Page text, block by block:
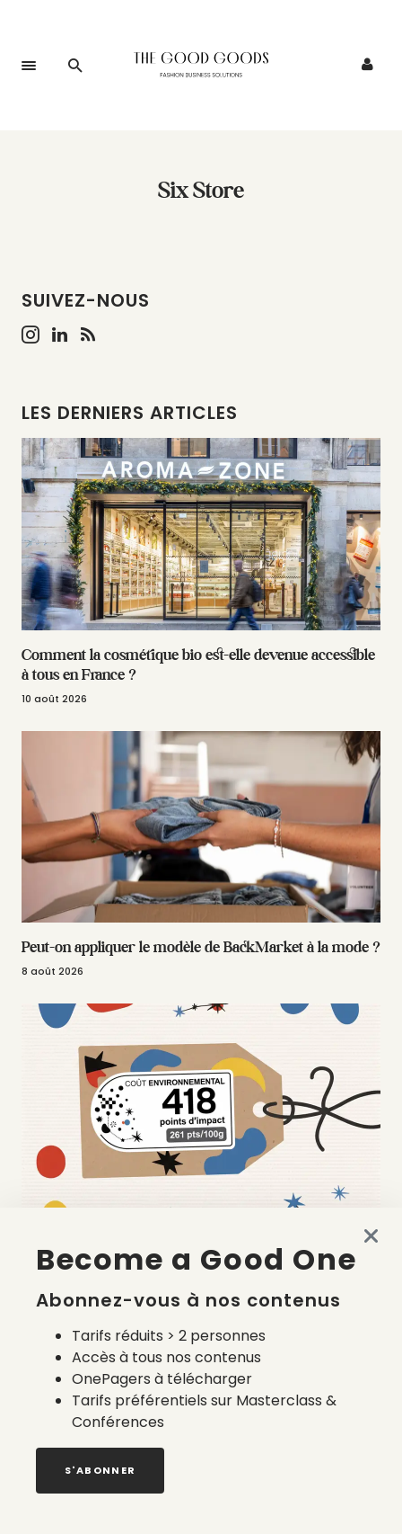
Six Store
SUIVEZ-NOUS
LES DERNIERS ARTICLES
Comment la cosmétique bio est-elle devenue accessible
à tous en France ?
10 août 2026
Peut-on appliquer le modèle de BackMarket à la mode ?
8 août 2026
environnemental français ?
Nos newsletters
Éco conception
Become a Good One
Abonnez-vous à nos contenus
Tarifs réduits > 2 personnes
Accès à tous nos contenus
OnePagers à télécharger
Tarifs préférentiels sur Masterclass &
Conférences
S'ABONNER